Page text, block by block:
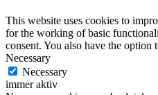
This website uses cookies to
for the working of basic
consent. You also have the
Necessary
Necessary
immer aktiv